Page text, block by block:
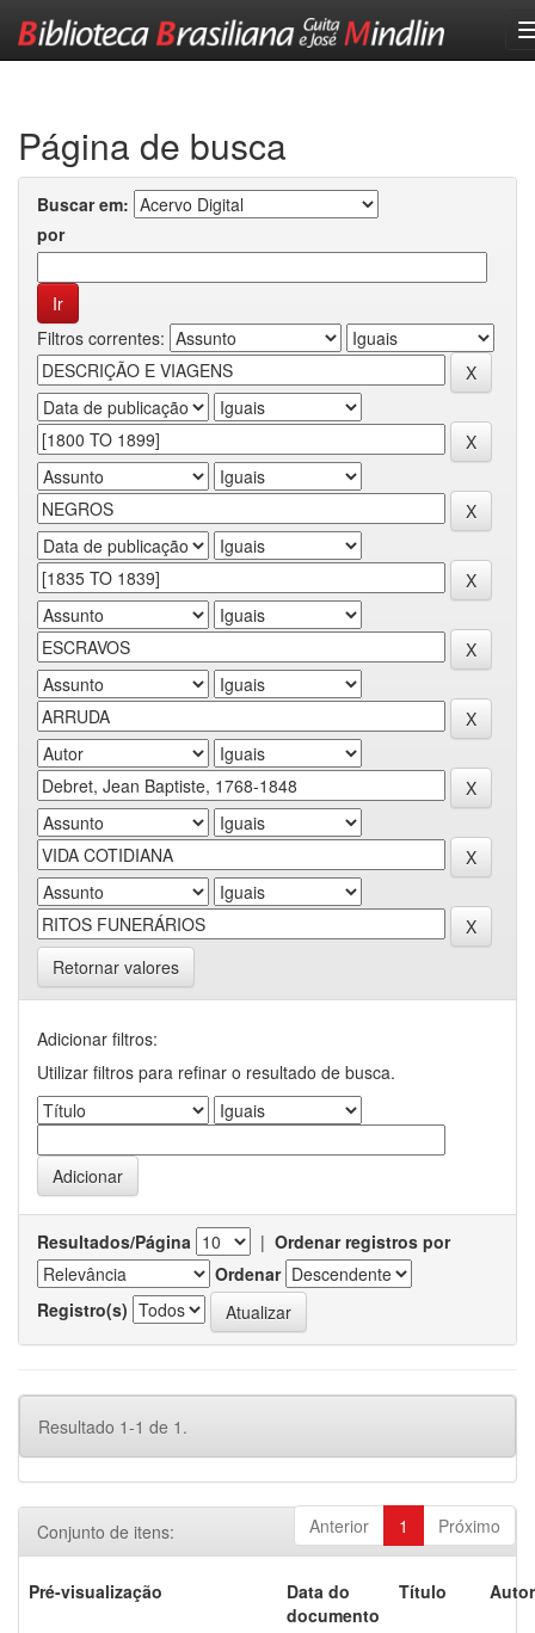
Página de busca
Buscar em:
por
Filtros correntes:
Retornar valores
Adicionar filtros:
Utilizar filtros para refinar o resultado de busca.
Resultados/Página | Ordenar registros por
Ordenar
Registro(s)
Resultado 1-1 de 1.
Anterior 1 Próximo
Conjunto de itens:
Pré-visualização
Data do
documento
Título